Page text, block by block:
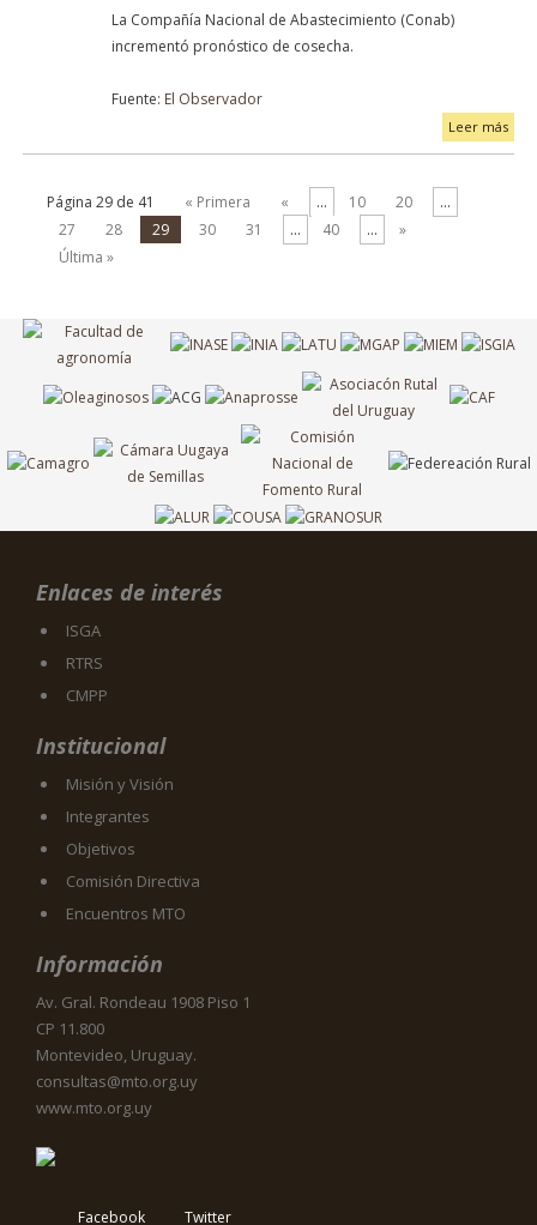
La Compañía Nacional de Abastecimiento (Conab)
incrementó pronóstico de cosecha.
Fuente: El Observador
Leer más
Página 29 de 41 « Primera « ... 10 20
...
27
28 29 30 31 ... 40 ...
»
Última »
Enlaces de interés
ISGA
RTRS
CMPP
Institucional
Misión y Visión
Integrantes
Objetivos
Comisión Directiva
Encuentros MTO
Información
Av. Gral. Rondeau 1908 Piso 1
CP 11.800
Montevideo, Uruguay.
consultas@mto.org.uy
www.mto.org.uy
Facebook Twitter